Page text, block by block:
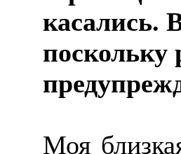
касались.
поскольку
Моя